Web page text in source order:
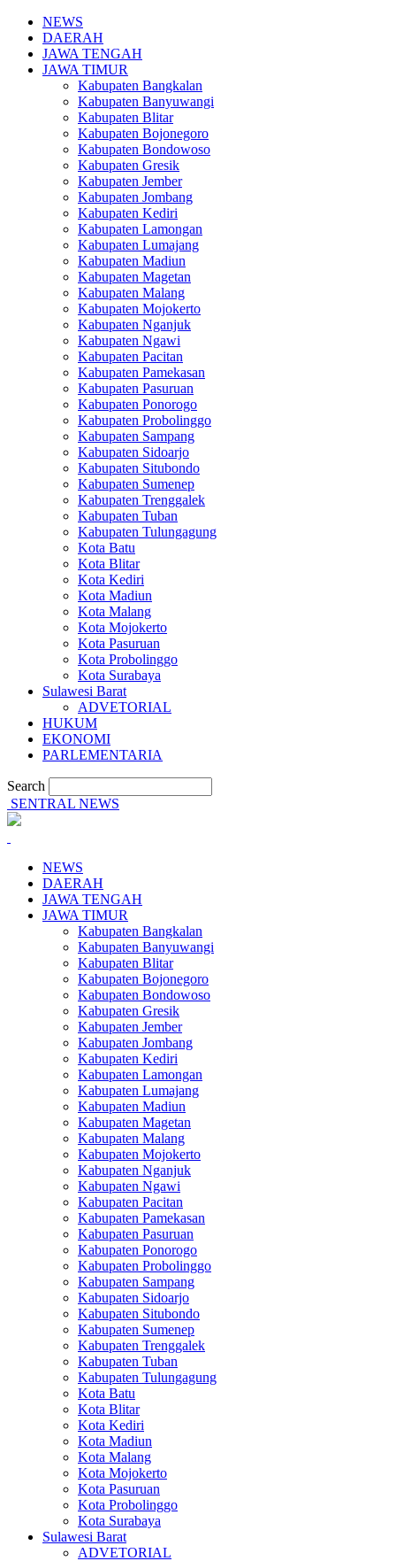
NEWS
DAERAH
JAWA TENGAH
JAWA TIMUR
Kabupaten Bangkalan
Kabupaten Banyuwangi
Kabupaten Blitar
Kabupaten Bojonegoro
Kabupaten Bondowoso
Kabupaten Gresik
Kabupaten Jember
Kabupaten Jombang
Kabupaten Kediri
Kabupaten Lamongan
Kabupaten Lumajang
Kabupaten Madiun
Kabupaten Magetan
Kabupaten Malang
Kabupaten Mojokerto
Kabupaten Nganjuk
Kabupaten Ngawi
Kabupaten Pacitan
Kabupaten Pamekasan
Kabupaten Pasuruan
Kabupaten Ponorogo
Kabupaten Probolinggo
Kabupaten Sampang
Kabupaten Sidoarjo
Kabupaten Situbondo
Kabupaten Sumenep
Kabupaten Trenggalek
Kabupaten Tuban
Kabupaten Tulungagung
Kota Batu
Kota Blitar
Kota Kediri
Kota Madiun
Kota Malang
Kota Mojokerto
Kota Pasuruan
Kota Probolinggo
Kota Surabaya
Sulawesi Barat
ADVETORIAL
HUKUM
EKONOMI
PARLEMENTARIA
Search
SENTRAL NEWS
NEWS
DAERAH
JAWA TENGAH
JAWA TIMUR
Kabupaten Bangkalan
Kabupaten Banyuwangi
Kabupaten Blitar
Kabupaten Bojonegoro
Kabupaten Bondowoso
Kabupaten Gresik
Kabupaten Jember
Kabupaten Jombang
Kabupaten Kediri
Kabupaten Lamongan
Kabupaten Lumajang
Kabupaten Madiun
Kabupaten Magetan
Kabupaten Malang
Kabupaten Mojokerto
Kabupaten Nganjuk
Kabupaten Ngawi
Kabupaten Pacitan
Kabupaten Pamekasan
Kabupaten Pasuruan
Kabupaten Ponorogo
Kabupaten Probolinggo
Kabupaten Sampang
Kabupaten Sidoarjo
Kabupaten Situbondo
Kabupaten Sumenep
Kabupaten Trenggalek
Kabupaten Tuban
Kabupaten Tulungagung
Kota Batu
Kota Blitar
Kota Kediri
Kota Madiun
Kota Malang
Kota Mojokerto
Kota Pasuruan
Kota Probolinggo
Kota Surabaya
Sulawesi Barat
ADVETORIAL